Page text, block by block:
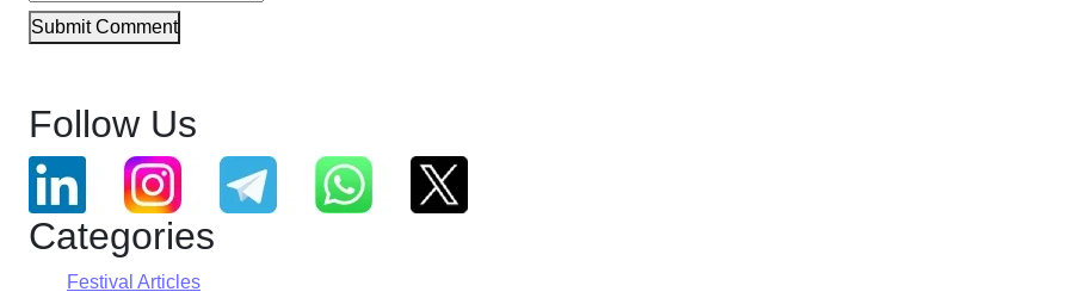
Submit Comment
Follow Us
Categories
Festival Articles